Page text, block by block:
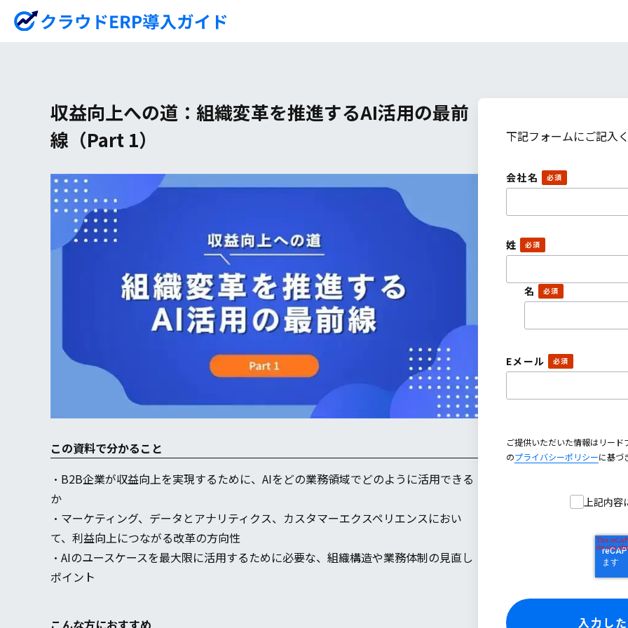
収益向上への道：組織変革を推進するAI活用の最前
線（Part 1）
この資料で分かること
・B2B企業が収益向上を実現するために、AIをどの業務領域でどのように活用できる
か
・マーケティング、データとアナリティクス、カスタマーエクスペリエンスにおい
て、利益向上につながる改革の方向性
・AIのユースケースを最大限に活用するために必要な、組織構造や業務体制の見直し
ポイント
こんな方におすすめ
下記フォームにご記入く
会社名
姓
名
Eメール
ご提供いただいた情報はリード
のプライバシーポリシーに基づ
上記内容